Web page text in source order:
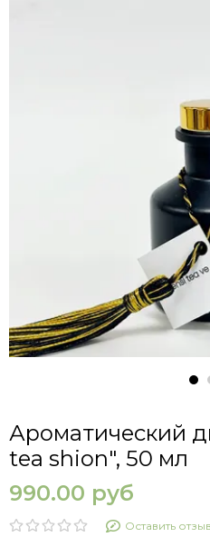
Ароматический
tea shion", 50 мл
990.00 руб
Оставить отзыв